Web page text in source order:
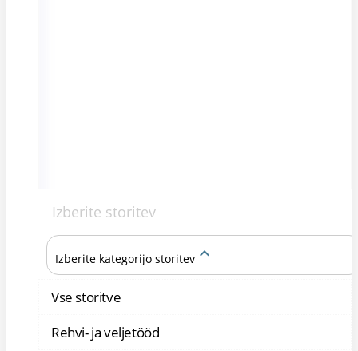
Izberite storitev
Izberite kategorijo storitev keyboard_arrow_up
Vse storitve
Rehvi- ja veljetööd